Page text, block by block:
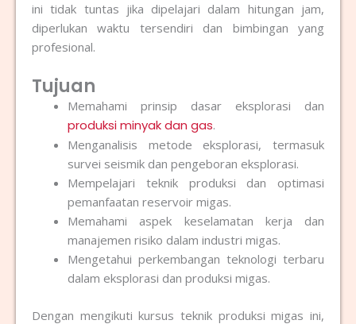
ini tidak tuntas jika dipelajari dalam hitungan jam,
diperlukan waktu tersendiri dan bimbingan yang
profesional.
Tujuan
Memahami prinsip dasar eksplorasi dan
produksi minyak dan gas.
Menganalisis metode eksplorasi, termasuk
survei seismik dan pengeboran eksplorasi.
Mempelajari teknik produksi dan optimasi
pemanfaatan reservoir migas.
Memahami aspek keselamatan kerja dan
manajemen risiko dalam industri migas.
Mengetahui perkembangan teknologi terbaru
dalam eksplorasi dan produksi migas.
Dengan mengikuti kursus teknik produksi migas ini,